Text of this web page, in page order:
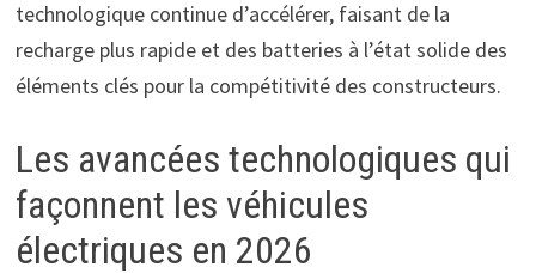
technologique continue d’accélérer, faisant de la
recharge plus rapide et des batteries à l’état solide des
éléments clés pour la compétitivité des constructeurs.
Les avancées technologiques qui
façonnent les véhicules
électriques en 2026